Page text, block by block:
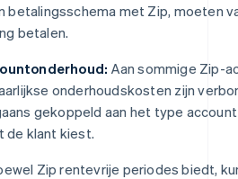
betalingsschema met Zip, moeten
betalen.
Aan sommige Zip-
onderhoudskosten zijn
gekoppeld aan het type
de klant kiest.
Zip rentevrije periodes biedt,